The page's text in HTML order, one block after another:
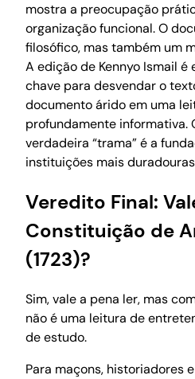
mostra a preocupação
organização funcional. O
filosófico, mas também um
A edição de Kennyo Ismail é
chave para desvendar o
documento árido em uma
profundamente informativa.
verdadeira “trama” é a
instituições mais
Veredito Final:
Constituição de
(1723)?
Sim, vale a pena ler, mas
não é uma leitura de
de estudo.
Para maçons, historiadores